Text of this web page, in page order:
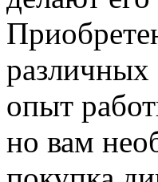
различных
опыт
но вам